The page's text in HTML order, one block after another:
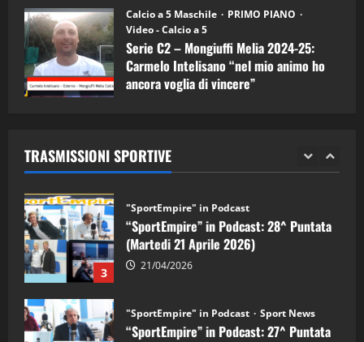
Calcio a 5 Maschile
PRIMO PIANO
Video - Calcio a 5
Serie C2 – Mongiuffi Melia 2024-25:
Carmelo Intelisano “nel mio animo ho
ancora voglia di vincere”
TRASMISSIONI SPORTIVE
1
“SportEmpire” in Podcast: 30^ Puntata
(Martedi 05 Maggio 2026)
08/05/2026
2 28/04/2026
3
"SportEmpire" in Podcast
“SportEmpire” in Podcast: 28^ Puntata
(Martedi 21 Aprile 2026)
21/04/2026
"SportEmpire" in Podcast Sport News
“SportEmpire” in Podcast: 27^ Puntata